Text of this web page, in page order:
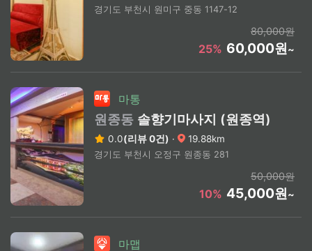
경기도 부천시 원미구 중동 1147-12
80,000원
25% 60,000원~
마통
원종동 솔향기마사지 (원종역)
0.0(리뷰 0건) · 19.88km
경기도 부천시 오정구 원종동 281
50,000원
10% 45,000원~
마맵